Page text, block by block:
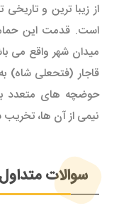
از زیبا ترین و
است. قدمت این
میدان شهر واقع می
قاجار (فتحعلی شاه)
حوضچه های متعدد
نیمی از آن ها،
سوالات متداول